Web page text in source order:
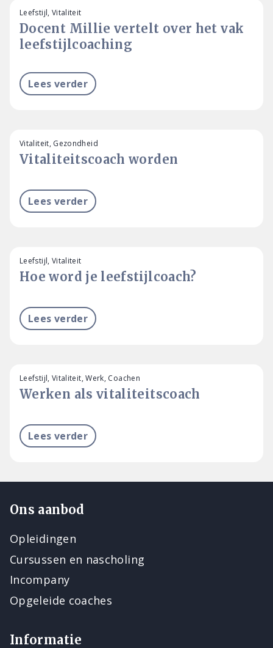
Docent Millie vertelt over het vak
leefstijlcoaching
Leefstijl, Vitaliteit
Lees verder
Vitaliteitscoach worden
Vitaliteit, Gezondheid
Lees verder
Hoe word je leefstijlcoach?
Leefstijl, Vitaliteit
Lees verder
Werken als vitaliteitscoach
Leefstijl, Vitaliteit, Werk, Coachen
Lees verder
Ons aanbod
Opleidingen
Cursussen en nascholing
Incompany
Opgeleide coaches
Informatie